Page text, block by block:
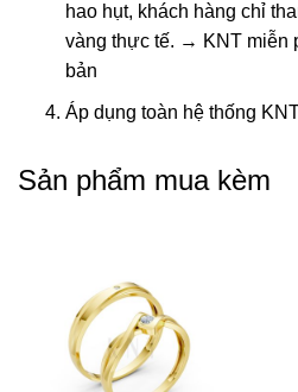
hao hụt, khách hàng chỉ
vàng thực tế. → KNT miễn
bản
Áp dụng toàn hệ thống
Sản phẩm mua kèm